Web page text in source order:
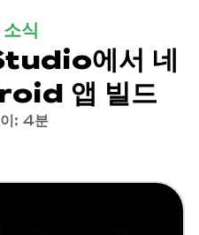
식
에서 네
앱 빌드
: 4분